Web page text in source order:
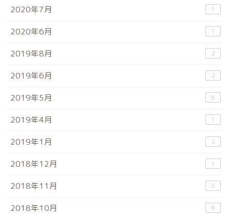
2020年7月 1
2020年6月 1
2019年8月 2
2019年6月 2
2019年5月 6
2019年4月 1
2019年1月 2
2018年12月 1
2018年11月 8
2018年10月 6